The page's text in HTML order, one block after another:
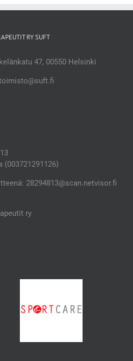
RY SUFT
47, 00550 Helsinki
(003721291126)
28294813@scan.netvisor.fi
ry